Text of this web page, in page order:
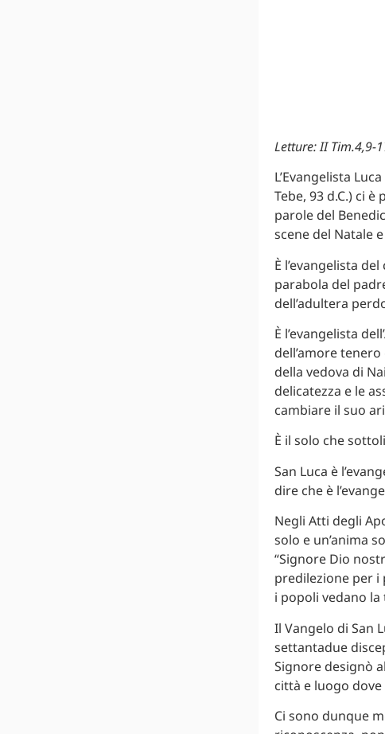
Letture: II Tim.4,9-
L’Evangelista
Tebe, 93 d.C.) ci
parole del
scene del Natale
È l’evangelista
parabola del
dell’adultera
È l’evangelista
dell’amore
della vedova di
delicatezza e le
cambiare il suo
È il solo che
San Luca è
dire che è
Negli Atti degli
solo e un’anima
“Signore Dio
predilezione per i
i popoli vedano la
Il Vangelo di San
settantadue
Signore designò
città e luogo dove
Ci sono dunque